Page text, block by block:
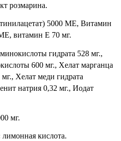
розмарина.
5000 МЕ, Витамин
витамин Е 70 мг.
гидрата 528 мг.,
600 мг., Хелат марганца
Хелат меди гидрата
натрия 0,32 мг., Иодат
мг.
лимонная кислота.